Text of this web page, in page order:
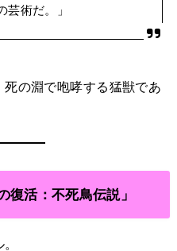
芸術だ。」
の淵で咆哮する猛獣であ
復活：不死鳥伝説」